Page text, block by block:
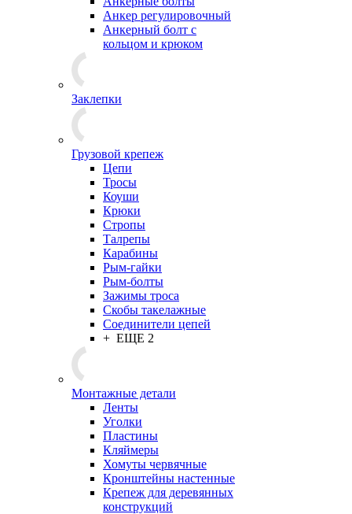
Анкер регулировочный
Анкерный болт с
кольцом и крюком
Заклепки
Грузовой крепеж
Цепи
Тросы
Коуши
Крюки
Стропы
Талрепы
Карабины
Рым-гайки
Рым-болты
Зажимы троса
Скобы такелажные
Соединители цепей
+ ЕЩЕ 2
Монтажные детали
Ленты
Уголки
Пластины
Кляймеры
Хомуты червячные
Кронштейны настенные
Крепеж для деревянных
конструкций